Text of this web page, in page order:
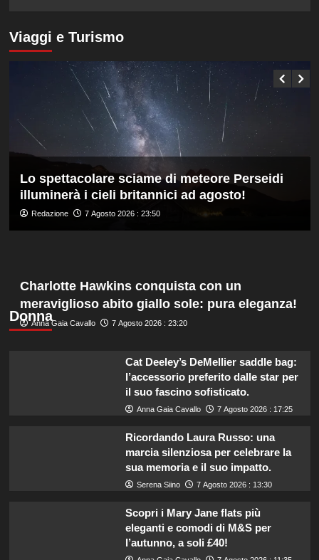
oro
arriva
sincro
con
Pizzini
su
Fifa,
Priante
(Siga)
credibilità
del
sistema
passa
governance
e
trasparenza”
Viaggi e Turismo
Lo spettacolare sciame di meteore Perseidi
illuminerà i cieli britannici ad agosto!
Redazione 7 Agosto 2026 : 23:50
Donna
Charlotte Hawkins conquista con un
meraviglioso abito giallo sole: pura eleganza!
Anna Gaia Cavallo 7 Agosto 2026 : 23:20
Cat Deeley’s DeMellier saddle bag:
l’accessorio preferito dalle star per
il suo fascino sofisticato.
Anna Gaia Cavallo 7 Agosto 2026 : 17:25
Ricordando Laura Russo: una
marcia silenziosa per celebrare la
sua memoria e il suo impatto.
Serena Siino 7 Agosto 2026 : 13:30
Scopri i Mary Jane flats più
eleganti e comodi di M&S per
l’autunno, a soli £40!